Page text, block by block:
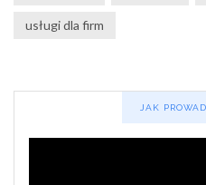
usługi dla firm
JAK